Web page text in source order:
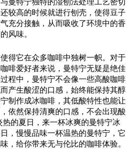
较高的时候就进行刨壳，使得豆子
充分接触，从而吸收了环境中的香
风味。
得它在众多咖啡中独树一帜。对于
啡爱好者来说，曼特宁无疑是绝佳
程中，曼特宁不会像一些高酸咖啡
产生酸涩的口感，始终能保持其醇
制作成冰咖啡，其低酸特性也能让
依然保持清爽的口感，不会出现酸
的夏日，来一杯冰爽的曼特宁冰
，慢慢品味一杯温热的曼特宁，它
，给你带来无与伦比的咖啡体验。